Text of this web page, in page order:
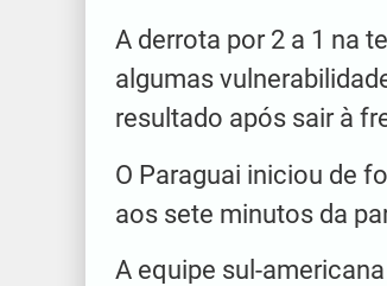
A derrota por 2 a 1 na
algumas
resultado após sair à
O Paraguai iniciou de
aos sete minutos da
A equipe sul-